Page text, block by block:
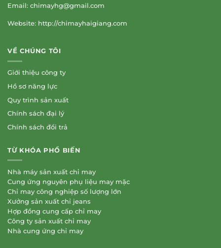
Email: chimayhg@gmail.com
Website: http://chimayhaigiang.com
VỀ CHÚNG TÔI
Giới thiệu công ty
Hồ sơ năng lực
Quy trình sản xuất
Chính sách đại lý
Chính sách đổi trả
TỪ KHÓA PHỔ BIẾN
Nhà máy sản xuất chỉ may
Cung ứng nguyên phụ liệu may mặc
Chỉ may công nghiệp số lượng lớn
Xưởng sản xuất chỉ jeans
Hợp đồng cung cấp chỉ may
Công ty sản xuất chỉ may
Nhà cung ứng chỉ may